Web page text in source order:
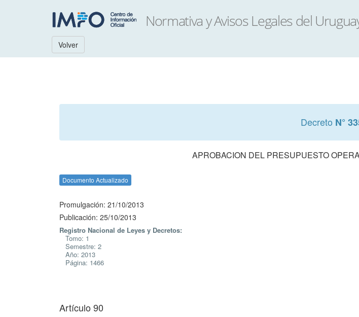
Volver
Decreto N°
APROBACION DEL PRESUPUESTO
Documento Actualizado
Promulgación: 21/10/2013
Publicación: 25/10/2013
Registro Nacional de Leyes y Decretos:
Tomo: 1
Semestre: 2
Año: 2013
Página: 1466
Artículo 90